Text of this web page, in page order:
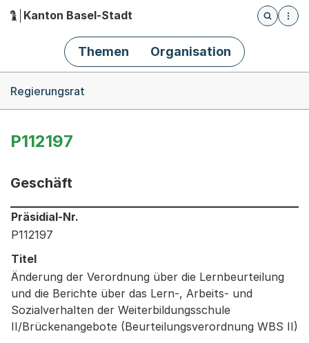
Hauptnavigation
Kanton Basel-Stadt
Öffnet
Themen Organisation
Regierungsrat
P112197
Geschäft
Informationen zum Ausgewählten Geschäft
Präsidial-Nr.
P112197
Titel
Änderung der Verordnung über die Lernbeurteilung
und die Berichte über das Lern-, Arbeits- und
Sozialverhalten der Weiterbildungsschule
II/Brückenangebote (Beurteilungsverordnung WBS II)